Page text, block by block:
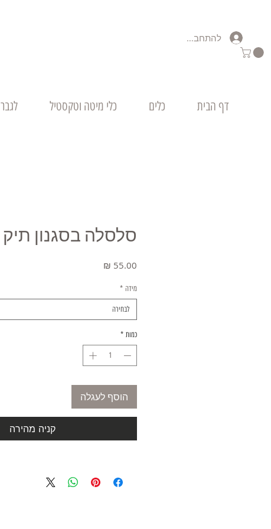
להתחברות
דף הבית כלים כלי מיטה וטקסטיל לגבר
סלסלה בסגנון תיק
מידה *
לבחירה
כמות *
הוסף לעגלה
קניה מהירה